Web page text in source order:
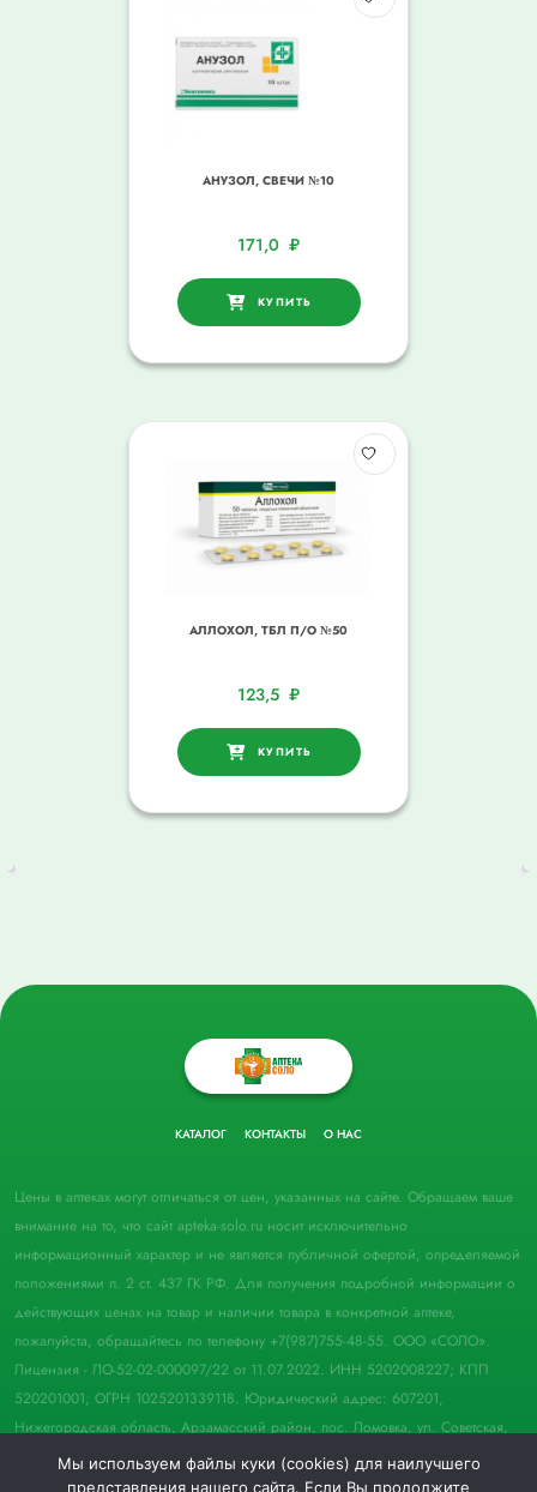
АНУЗОЛ, СВЕЧИ №10
171,0 ₽
КУПИТЬ
АЛЛОХОЛ, ТБЛ П/О №50
123,5 ₽
КУПИТЬ
КАТАЛОГ КОНТАКТЫ О НАС
Цены в аптеках могут отличаться от цен, указанных на сайте. Обращаем ваше
внимание на то, что сайт apteka-solo.ru носит исключительно
информационный характер и не является публичной офертой, определяемой
положениями п. 2 ст. 437 ГК РФ. Для получения подробной информации о
действующих ценах на товар и наличии товара в конкретной аптеке,
пожалуйста, обращайтесь по телефону +7(987)755-48-55. ООО «СОЛО».
Лицензия - ЛО-52-02-000097/22 от 11.07.2022. ИНН 5202008227; КПП
520201001; ОГРН 1025201339118. Юридический адрес: 607201,
Нижегородская область, Арзамасский район, пос. Ломовка, ул. Советская,
д. 33, пом. 21.
Мы используем файлы куки (cookies) для наилучшего
представления нашего сайта. Если Вы продолжите